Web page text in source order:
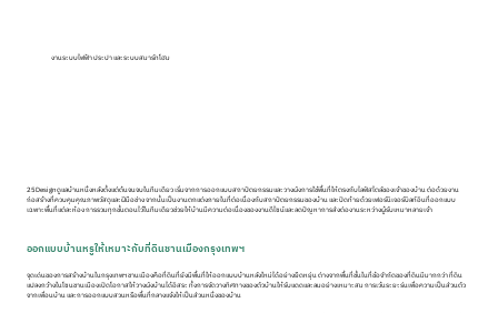
25Design ดูแลบ้านหนึ่งหลังตั้งแต่ต้นจนจบในทีมเดียว เริ่มจากการออกแบบสถาปัตยกรรมและวางผังการใช้พื้นที่ให้ตรงกับไลฟ์สไตล์ของเจ้าของบ้าน ต่อด้วยงาน
ก่อสร้างที่ควบคุมคุณภาพวัสดุและฝีมือช่าง จากนั้นเป็นงานตกแต่งภายในที่ต่อเนื่องกับสถาปัตยกรรมของบ้าน และปิดท้ายด้วยเฟอร์นิเจอร์บิลท์อินที่ออกแบบ
เฉพาะพื้นที่แต่ละห้อง การรวมทุกขั้นตอนไว้ในทีมเดียวช่วยให้บ้านมีความต่อเนื่องของงานดีไซน์และลดปัญหาการส่งต่องานระหว่างผู้รับเหมาหลายเจ้า
งานระบบไฟฟ้า ประปา และระบบสมาร์ทโฮม
ออกแบบบ้านหรูให้เหมาะกับที่ดินชานเมืองกรุงเทพฯ
จุดเด่นของการสร้างบ้านในกรุงเทพฯ ชานเมืองคือที่ดินที่ยังมีพื้นที่ให้ออกแบบบ้านหลังใหม่ได้อย่างยืดหยุ่น ต่างจากพื้นที่ชั้นในที่ข้อจำกัดของที่ดินมีมากกว่า ที่ดิน
แปลงกว้างในโซนชานเมืองเปิดโอกาสให้วางผังบ้านได้อิสระ ทั้งการจัดวางทิศทางของตัวบ้านให้รับแดดและลมอย่างเหมาะสม การเว้นระยะร่นเพื่อความเป็นส่วนตัว
จากเพื่อนบ้าน และการออกแบบสวนหรือพื้นที่กลางแจ้งให้เป็นส่วนหนึ่งของบ้าน